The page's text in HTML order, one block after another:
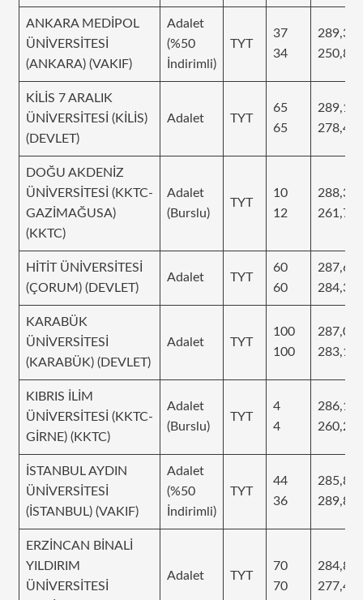
ANKARA MEDİPOL
ÜNİVERSİTESİ
(ANKARA) (VAKIF)
Adalet
(%50
İndirimli)
TYT
37
34
KİLİS 7 ARALIK
ÜNİVERSİTESİ (KİLİS)
(DEVLET)
Adalet TYT
65
65
DOĞU AKDENİZ
ÜNİVERSİTESİ (KKTC-
GAZİMAĞUSA)
(KKTC)
Adalet
(Burslu)
TYT
10
12
HİTİT ÜNİVERSİTESİ
(ÇORUM) (DEVLET)
Adalet TYT
60
60
KARABÜK
ÜNİVERSİTESİ
(KARABÜK) (DEVLET)
Adalet TYT
100
100
KIBRIS İLİM
ÜNİVERSİTESİ (KKTC-
GİRNE) (KKTC)
Adalet
(Burslu)
TYT
4
4
İSTANBUL AYDIN
ÜNİVERSİTESİ
(İSTANBUL) (VAKIF)
Adalet
(%50
İndirimli)
TYT
44
36
ERZİNCAN BİNALİ
YILDIRIM
ÜNİVERSİTESİ
Adalet TYT
70
70